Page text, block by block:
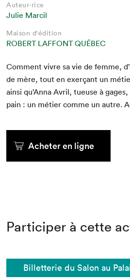
Auteur·rice
Julie Marcil
Maison d'édition
ROBERT LAFFONT QUÉBEC
Com­ment vivre sa vie de femme,
de mère, tout en exerçant un
ain­si qu’Anna Avril, tueuse à
pain : un méti­er comme un autre.
Acheter en ligne
Participer à cette
Billetterie du Salon au